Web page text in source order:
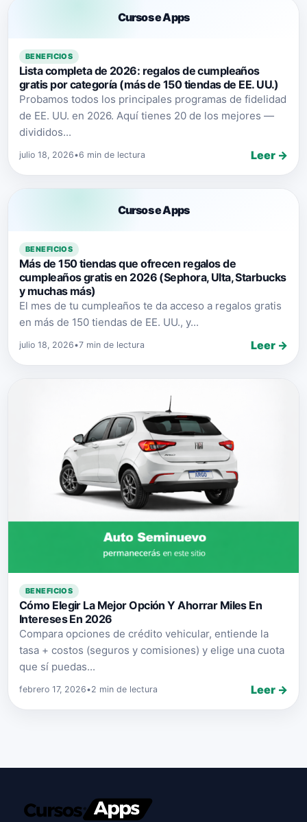
Cursos e Apps
BENEFICIOS
Lista completa de 2026: regalos de cumpleaños
gratis por categoría (más de 150 tiendas de EE. UU.)
Probamos todos los principales programas de fidelidad
de EE. UU. en 2026. Aquí tienes 20 de los mejores —
divididos...
julio 18, 2026•6 min de lectura Leer →
Cursos e Apps
BENEFICIOS
Más de 150 tiendas que ofrecen regalos de
cumpleaños gratis en 2026 (Sephora, Ulta, Starbucks
y muchas más)
El mes de tu cumpleaños te da acceso a regalos gratis
en más de 150 tiendas de EE. UU., y...
julio 18, 2026•7 min de lectura Leer →
BENEFICIOS
Cómo Elegir La Mejor Opción Y Ahorrar Miles En
Intereses En 2026
Compara opciones de crédito vehicular, entiende la
tasa + costos (seguros y comisiones) y elige una cuota
que sí puedas...
febrero 17, 2026•2 min de lectura Leer →